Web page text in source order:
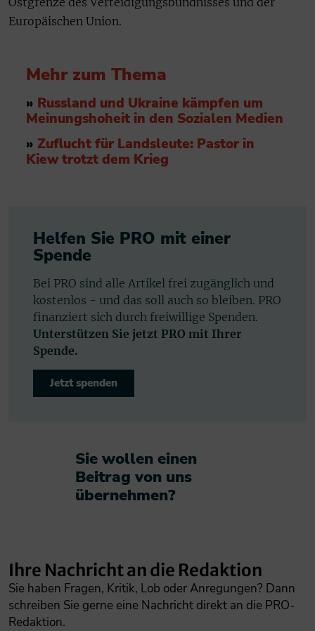
Europäischen Union.
Mehr zum Thema
» Russland und Ukraine kämpfen um
Meinungshoheit in den Sozialen Medien
» Zuflucht für Landsleute: Pastor in
Kiew trotzt dem Krieg
Helfen Sie PRO mit einer
Spende
Bei PRO sind alle Artikel frei zugänglich und
kostenlos - und das soll auch so bleiben. PRO
finanziert sich durch freiwillige Spenden.
Unterstützen Sie jetzt PRO mit Ihrer
Spende.
Jetzt spenden
Sie wollen einen
Beitrag von uns
übernehmen?​
Ihre Nachricht an die Redaktion
Sie haben Fragen, Kritik, Lob oder Anregungen? Dann
schreiben Sie gerne eine Nachricht direkt an die PRO-
Redaktion.